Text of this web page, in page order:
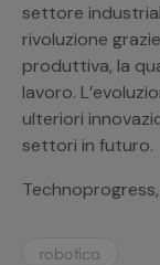
settore
rivoluzione
produttiva, la
lavoro.
ulteriori
settori in futuro.
robotica